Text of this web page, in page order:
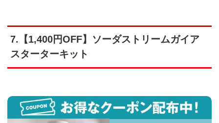
7.【1,400円OFF】ソーダストリームガイア
スターターキット